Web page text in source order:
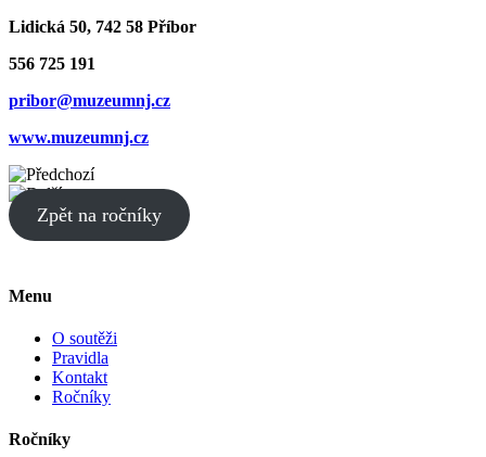
Lidická 50, 742 58 Příbor
556 725 191
pribor@muzeumnj.cz
www.muzeumnj.cz
Zpět na ročníky
Menu
O soutěži
Pravidla
Kontakt
Ročníky
Ročníky